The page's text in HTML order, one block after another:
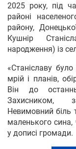
2025 року, під
районі
району,
Кушнір
народження) із
«Станіславу
мрій і планів,
Він до
Захисником,
Невимовний біль
маленького сина,
у дописі громади.